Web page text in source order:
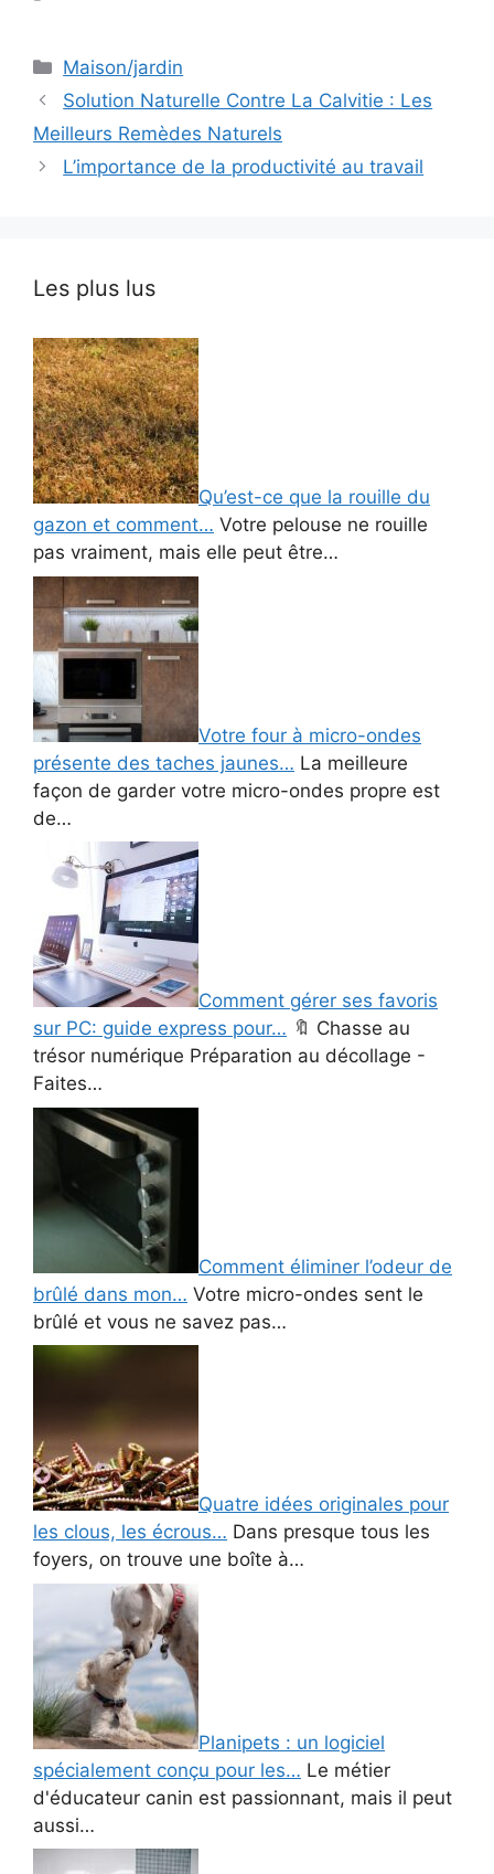
Catégories
Maison/jardin
Solution Naturelle Contre La Calvitie : Les
Meilleurs Remèdes Naturels
L’importance de la productivité au travail
Les plus lus
Qu’est-ce que la rouille du
gazon et comment… Votre pelouse ne rouille
pas vraiment, mais elle peut être…
Votre four à micro-ondes
présente des taches jaunes… La meilleure
façon de garder votre micro-ondes propre est
de…
Comment gérer ses favoris
sur PC: guide express pour… 🔖 Chasse au
trésor numérique Préparation au décollage -
Faites…
Comment éliminer l’odeur de
brûlé dans mon… Votre micro-ondes sent le
brûlé et vous ne savez pas…
Quatre idées originales pour
les clous, les écrous… Dans presque tous les
foyers, on trouve une boîte à…
Planipets : un logiciel
spécialement conçu pour les… Le métier
d'éducateur canin est passionnant, mais il peut
aussi…